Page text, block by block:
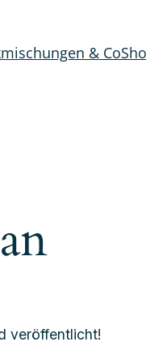
& Co
veröffentlicht!